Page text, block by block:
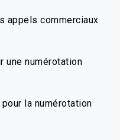
appels commerciaux
une numérotation
pour la numérotation